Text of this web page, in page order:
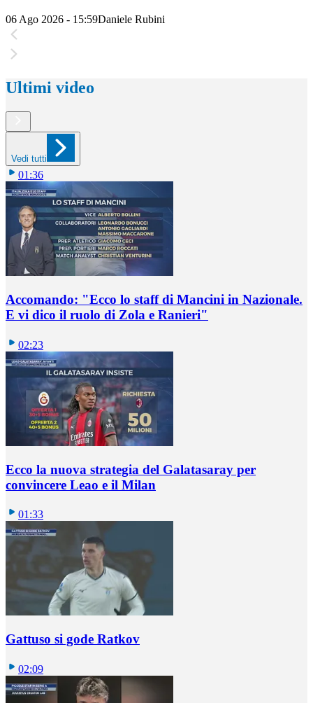
06 Ago 2026 - 15:59Daniele Rubini
Ultimi video
Vedi tutti
01:36
Accomando: "Ecco lo staff di Mancini in Nazionale.
E vi dico il ruolo di Zola e Ranieri"
02:23
Ecco la nuova strategia del Galatasaray per
convincere Leao e il Milan
01:33
Gattuso si gode Ratkov
02:09